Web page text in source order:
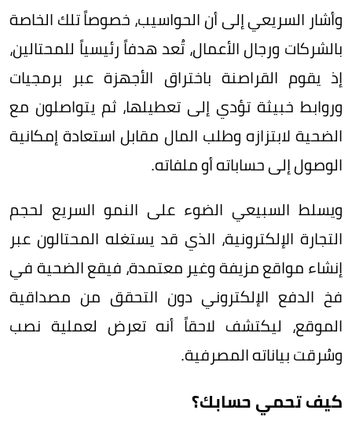
وأشار السريعي إلى أن الحواسيب، خصوصاً تلك الخاصة
بالشركات ورجال الأعمال، تُعد هدفاً رئيسياً للمحتالين،
إذ يقوم القراصنة باختراق الأجهزة عبر برمجيات
وروابط خبيثة تؤدي إلى تعطيلها، ثم يتواصلون مع
الضحية لابتزازه وطلب المال مقابل استعادة إمكانية
الوصول إلى حساباته أو ملفاته.
ويسلط السبيعي الضوء على النمو السريع لحجم
التجارة الإلكترونية، الذي قد يستغله المحتالون عبر
إنشاء مواقع مزيفة وغير معتمدة، فيقع الضحية في
فخ الدفع الإلكتروني دون التحقق من مصداقية
الموقع، ليكتشف لاحقاً أنه تعرض لعملية نصب
وسُرقت بياناته المصرفية.
كيف تحمي حسابك؟